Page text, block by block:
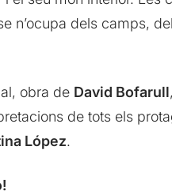
n’ocupa dels camps,
obra de David Bofarull
de tots els
López.